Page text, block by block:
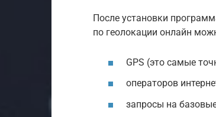
После установки
по геолокации онлайн
GPS (это самые
операторов
запросы на